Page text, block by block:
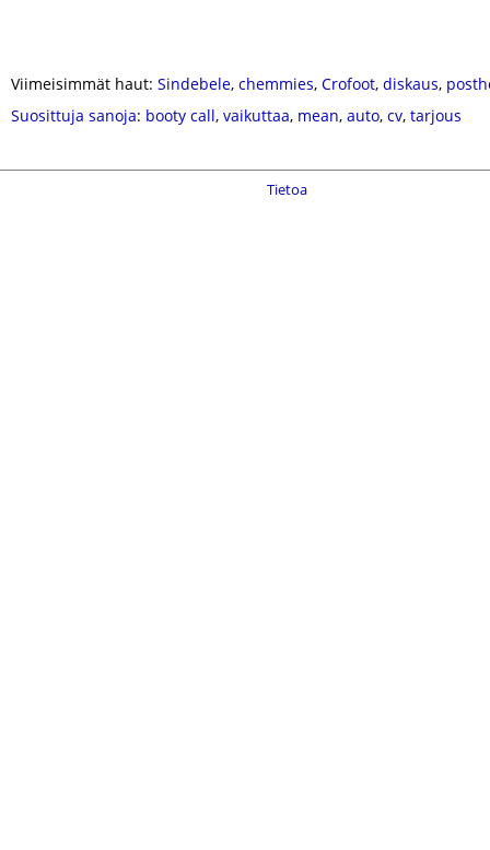
Viimeisimmät haut: Sindebele, chemmies, Crofoot, diskaus,
Suosittuja sanoja: booty call, vaikuttaa, mean, auto, cv, tarjous
Tietoa